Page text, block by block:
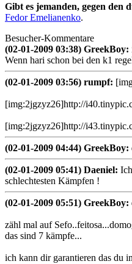
Gibt es jemanden, gegen den
Fedor Emelianenko.
Besucher-Kommentare
(02-01-2009 03:38) GreekBoy:
Wenn hari schon bei den k1
(02-01-2009 03:56) rumpf:
[img:2jgzyz26]http://
[img:2jgzyz26]http://
(02-01-2009 04:44) GreekBoy:
(02-01-2009 05:41) Daeniel:
schlechtesten Kämpfen !
(02-01-2009 05:51) GreekBoy:
zähl mal auf
das sind 7 kämpfe...
ich kann dir garantieren das du